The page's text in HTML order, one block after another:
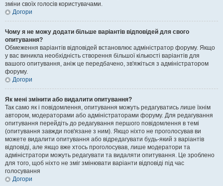
зміни своїх голосів користувачами.
Догори
Чому я не можу додати більше варіантів відповідей для свого
опитування?
Обмеження варіантів відповідей встановлює адміністратор форуму. Якщо
у вас виникла необхідність створення більшої кількості варіантів для
вашого опитування, аніж це передбачено, зв'яжіться з адміністратором
форуму.
Догори
Як мені змінити або видалити опитування?
Так само як і повідомлення, опитування можуть редагуватись лише їхнім
автором, модераторами або адміністраторами форуму. Для редагування
опитування перейдіть до редагування першого повідомлення в темі
(опитування завжди пов'язане з ним). Якщо ніхто не проголосував ви
можете видалити опитування або відредагувати будь-який з варіантів
відповіді, але якщо вже хтось проголосував, лише модератори та
адміністратори можуть редагувати та видаляти опитування. Це зроблено
для того, щоб ніхто не зміг змінювати варіанти відповіді під час
голосування
Догори